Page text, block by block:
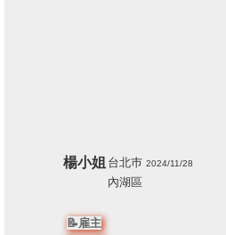
楊小姐
📝雇主
台北巿
內湖區
2024/11/28